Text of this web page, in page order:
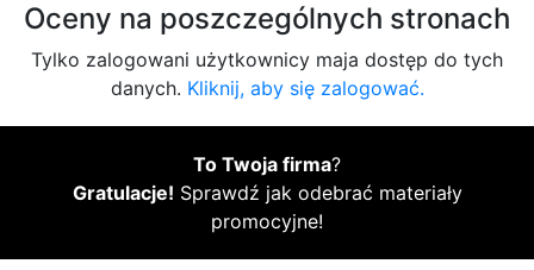
Oceny na poszczególnych stronach
Tylko zalogowani użytkownicy maja dostęp do tych
danych. Kliknij, aby się zalogować.
To Twoja firma?
Gratulacje! Sprawdź jak odebrać materiały
promocyjne!